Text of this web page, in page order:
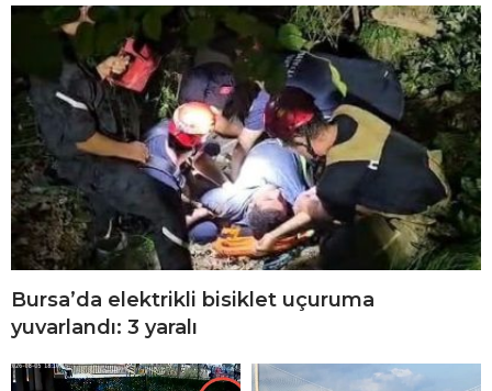
Bursa’da elektrikli bisiklet uçuruma
yuvarlandı: 3 yaralı